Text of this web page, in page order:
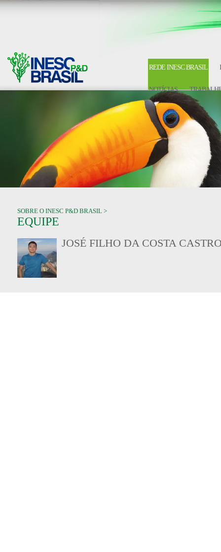
REDE INESC BRASIL
NOTÍCIAS
SOBRE O INESC P&D BRASIL >
EQUIPE
JOSÉ FILHO DA COSTA